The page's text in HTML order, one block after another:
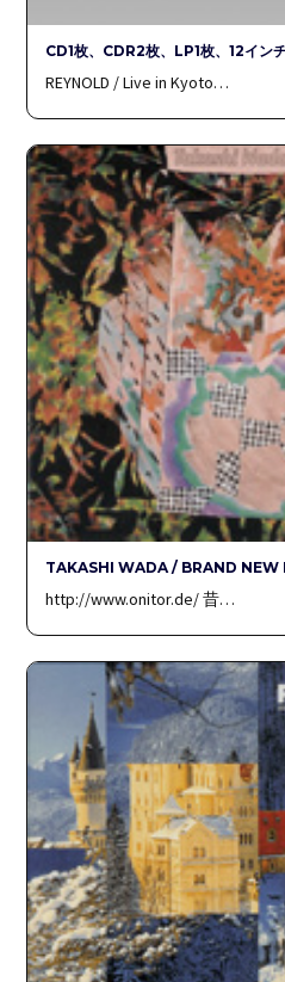
CD1枚、CDR2枚、LP1枚、12イン
REYNOLD / Live in Kyoto…
TAKASHI WADA / BRAND NEW
http://www.onitor.de/ 昔…